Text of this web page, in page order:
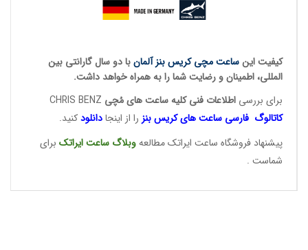
کیفیت اینساعت مچی کریس بنز آلمانبا دو سال گارانتی بین
المللی، اطمینان و رضایت شما را به همراه خواهد داشت.
برای بررسی اطلاعات فنی کلیه ساعت های مُچی
کاتالوگ فارسی ساعت هایکریس بنز را از اینجادانلودکنید.
پیشنهاد فروشگاه ساعت ایراتک مطالعهوبلاگ ساعتایراتک برای
شماست .